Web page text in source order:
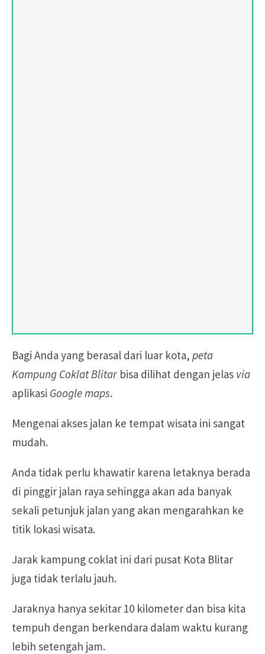
Bagi Anda yang berasal dari luar kota, peta
Kampung Coklat Blitar bisa dilihat dengan jelas via
aplikasi Google maps.
Mengenai akses jalan ke tempat wisata ini sangat
mudah.
Anda tidak perlu khawatir karena letaknya berada
di pinggir jalan raya sehingga akan ada banyak
sekali petunjuk jalan yang akan mengarahkan ke
titik lokasi wisata.
Jarak kampung coklat ini dari pusat Kota Blitar
juga tidak terlalu jauh.
Jaraknya hanya sekitar 10 kilometer dan bisa kita
tempuh dengan berkendara dalam waktu kurang
lebih setengah jam.